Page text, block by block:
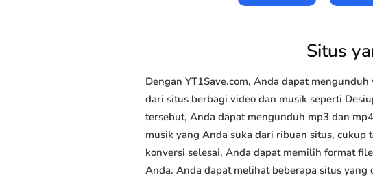
Situs
Dengan YT1Save.com, Anda dapat
dari situs berbagi video dan musik seperti
tersebut, Anda dapat mengunduh mp3 dan
musik yang Anda suka dari ribuan situs,
konversi selesai, Anda dapat memilih format
Anda. Anda dapat melihat beberapa situs